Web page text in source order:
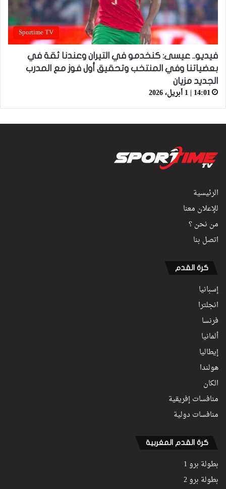
Sportime TV
فيديو.. عيسى: كنخدمو في التيران وعندنا ثقة في
بعضياتنا وفي المنتخب وتحقيق أول فوز مع المدرب
الجديد مزيان
14:01 | 1 أبريل، 2026
الرئيسية
للإعلان معنا
من نحن ؟
اتصل بنا
كرة القدم
إسبانيا
انجلترا
فرنسا
ألمانيا
إيطاليا
هولندا
الكان
منافسات إفريقية
منافسات دولية
كرة القدم المغربية
بطولة برو 1
بطولة برو 2